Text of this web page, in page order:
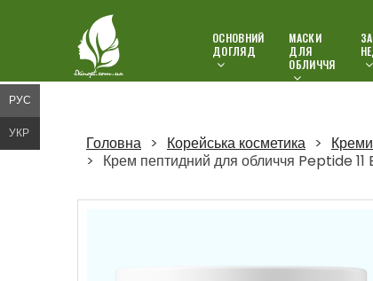
ОСНОВНИЙ
ДОГЛЯД
МАСКИ
ДЛЯ
ОБЛИЧЧЯ
Головна Корейська косметика
Крем пептидний для обличчя Peptide
РУС
УКР